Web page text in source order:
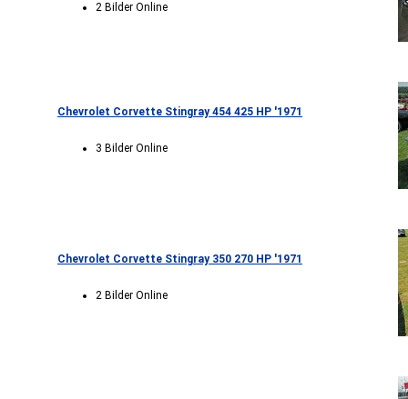
2 Bilder Online
Chevrolet Corvette Stingray 454 425 HP '1971
3 Bilder Online
Chevrolet Corvette Stingray 350 270 HP '1971
2 Bilder Online